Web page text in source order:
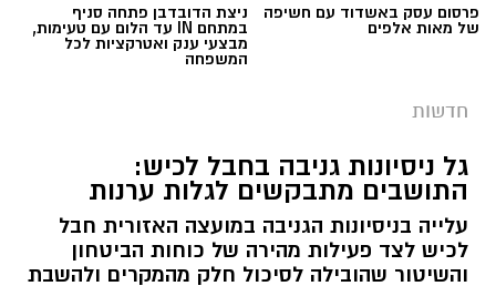
פרסום עסק באשדוד עם חשיפה
של מאות אלפים
ניצת הדובדבן פתחה סניף
במתחם IN עד הלום עם טעימות,
מבצעי ענק ואטרקציות לכל
המשפחה
חדשות
גל ניסיונות גניבה בחבל לכיש:
התושבים מתבקשים לגלות ערנות
עלייה בניסיונות הגניבה במועצה האזורית חבל
לכיש לצד פעילות מהירה של כוחות הביטחון
והשיטור שהובילה לסיכול חלק מהמקרים ולהשבת